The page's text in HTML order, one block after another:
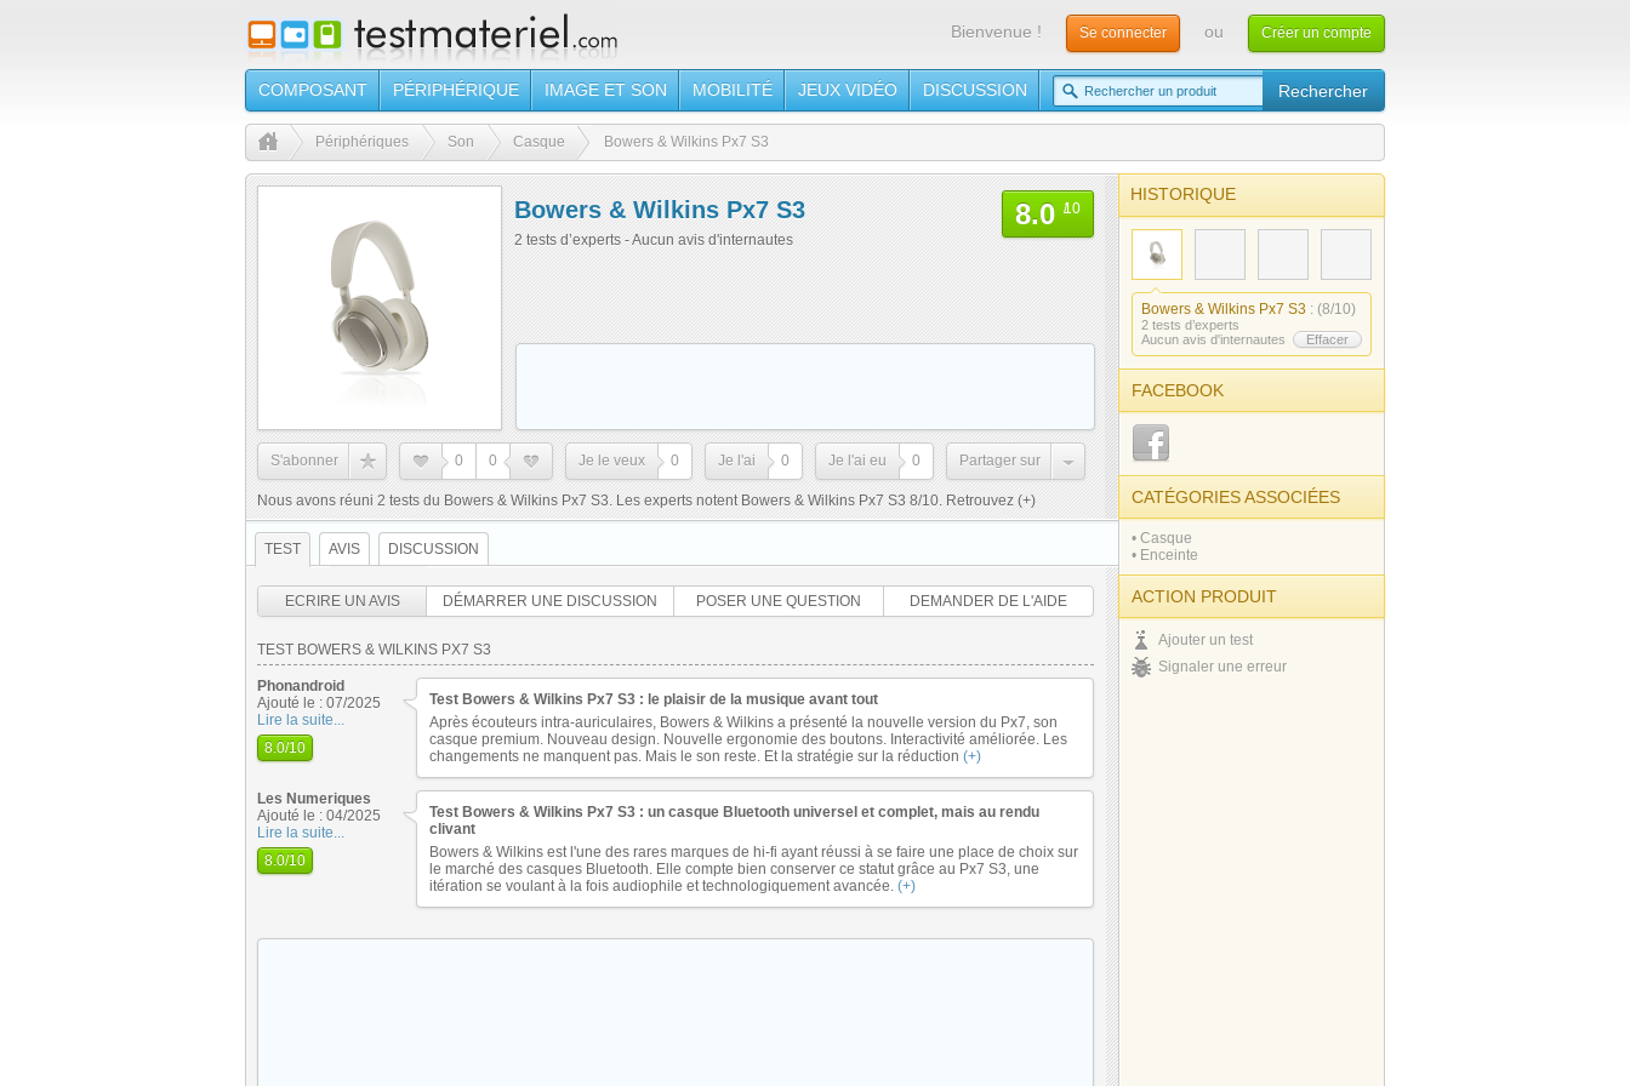
Bienvenue ! Se connecter ou Créer un compte
COMPOSANT PÉRIPHÉRIQUE IMAGE ET SON MOBILITÉ JEUX VIDÉO DISCUSSION
Périphériques Son Casque Bowers & Wilkins Px7 S3
Bowers & Wilkins Px7 S3
2 tests d’experts - Aucun avis d'internautes
8.0 /10
S'abonner 0 0 Je le veux 0 Je l'ai 0 Je l'ai eu 0 Partager sur
Nous avons réuni 2 tests du Bowers & Wilkins Px7 S3. Les experts notent Bowers & Wilkins Px7 S3 8/10. Retrouvez (+)
TEST AVIS DISCUSSION
ECRIRE UN AVIS DÉMARRER UNE DISCUSSION POSER UNE QUESTION DEMANDER DE L'AIDE
TEST BOWERS & WILKINS PX7 S3
Phonandroid
Ajouté le : 07/2025
Lire la suite...
8.0/10
Test Bowers & Wilkins Px7 S3 : le plaisir de la musique avant tout
Après écouteurs intra-auriculaires, Bowers & Wilkins a présenté la nouvelle version du Px7, son
casque premium. Nouveau design. Nouvelle ergonomie des boutons. Interactivité améliorée. Les
changements ne manquent pas. Mais le son reste. Et la stratégie sur la réduction (+)
Les Numeriques
Ajouté le : 04/2025
Lire la suite...
8.0/10
Test Bowers & Wilkins Px7 S3 : un casque Bluetooth universel et complet, mais au rendu
clivant
Bowers & Wilkins est l'une des rares marques de hi-fi ayant réussi à se faire une place de choix sur
le marché des casques Bluetooth. Elle compte bien conserver ce statut grâce au Px7 S3, une
itération se voulant à la fois audiophile et technologiquement avancée. (+)
HISTORIQUE
Bowers & Wilkins Px7 S3 : (8/10)
2 tests d’experts
Aucun avis d'internautes
Effacer
FACEBOOK
CATÉGORIES ASSOCIÉES
• Casque
• Enceinte
ACTION PRODUIT
Ajouter un test
Signaler une erreur